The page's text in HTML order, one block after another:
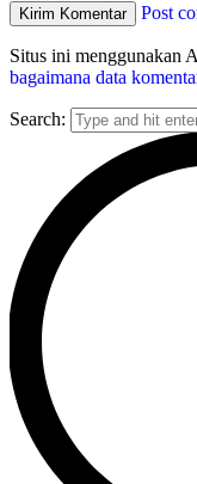
Post
Situs ini menggunakan
bagaimana data
Search: